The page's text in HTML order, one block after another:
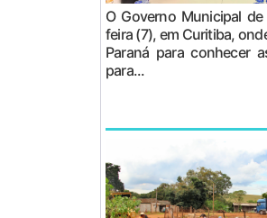
O Governo Municipal
feira (7), em Curitiba,
Paraná para conhecer
para...